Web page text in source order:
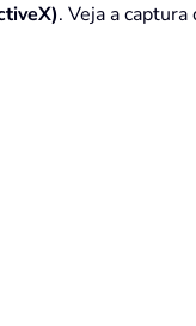
. Veja a captura